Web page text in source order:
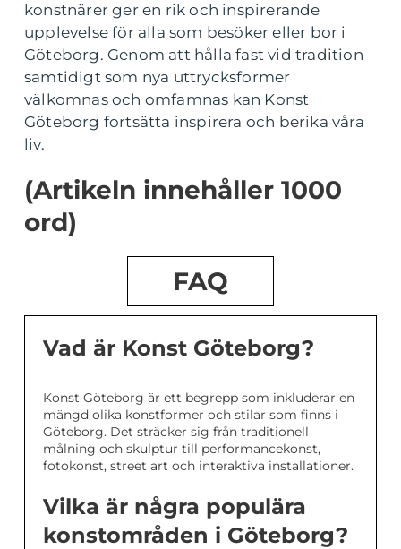
konstnärer ger en rik och inspirerande
upplevelse för alla som besöker eller bor i
Göteborg. Genom att hålla fast vid tradition
samtidigt som nya uttrycksformer
välkomnas och omfamnas kan Konst
Göteborg fortsätta inspirera och berika våra
liv.
(Artikeln innehåller 1000
ord)
FAQ
Vad är Konst Göteborg?
Konst Göteborg är ett begrepp som inkluderar en
mängd olika konstformer och stilar som finns i
Göteborg. Det sträcker sig från traditionell
målning och skulptur till performancekonst,
fotokonst, street art och interaktiva installationer.
Vilka är några populära
konstområden i Göteborg?